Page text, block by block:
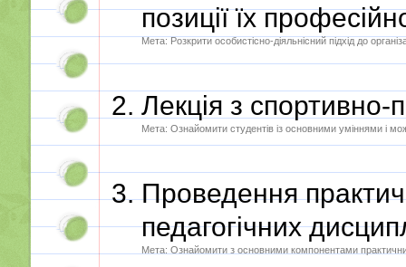
позиції їх
Мета: Розкрити особистісно-діяльнісний підхід до
Лекція з спортивно-
Мета: Ознайомити студентів із основними уміннями і
Проведення
педагогічних
Мета: Ознайомити з основними компонентами